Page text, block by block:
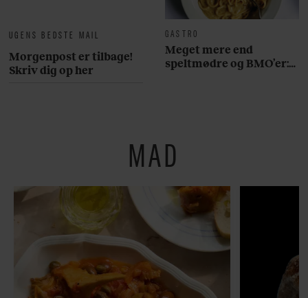
UGENS BEDSTE MAIL
Morgenpost er tilbage!
Skriv dig op her
GASTRO
Meget mere end
speltmødre og BMO’er:
MAD